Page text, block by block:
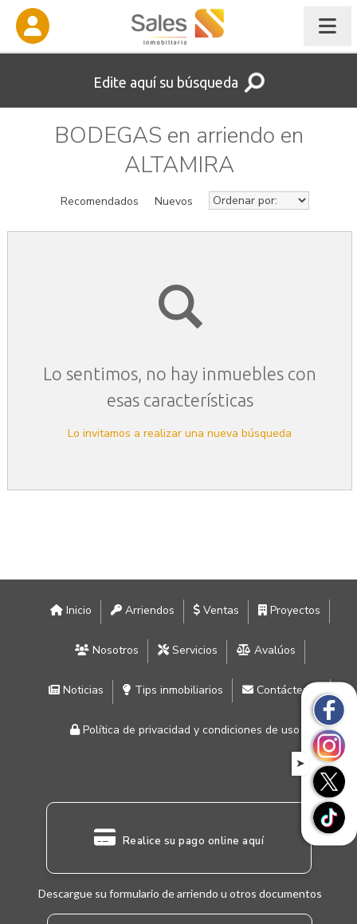
Edite aquí su búsqueda
BODEGAS en arriendo en
ALTAMIRA
Recomendados Nuevos
Lo sentimos, no hay inmuebles con
esas características
Lo invitamos a realizar una nueva búsqueda
Inicio Arriendos Ventas Proyectos
Nosotros Servicios Avalúos
Noticias Tips inmobiliarios Contáctenos
Política de privacidad y condiciones de uso
Realice su pago online aquí
Descargue su formulario de arriendo u otros documentos
➤